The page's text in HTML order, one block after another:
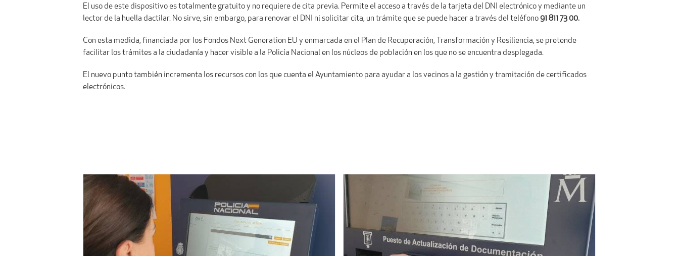
El uso de este dispositivo es totalmente gratuito y no requiere de cita previa. Permite el acceso a través de la tarjeta del DNI electrónico y mediante un
lector de la huella dactilar. No sirve, sin embargo, para renovar el DNI ni solicitar cita, un trámite que se puede hacer a través del teléfono 91 811 73 00.
Con esta medida, financiada por los Fondos Next Generation EU y enmarcada en el Plan de Recuperación, Transformación y Resiliencia, se pretende
facilitar los trámites a la ciudadanía y hacer visible a la Policía Nacional en los núcleos de población en los que no se encuentra desplegada.
El nuevo punto también incrementa los recursos con los que cuenta el Ayuntamiento para ayudar a los vecinos a la gestión y tramitación de certificados
electrónicos.